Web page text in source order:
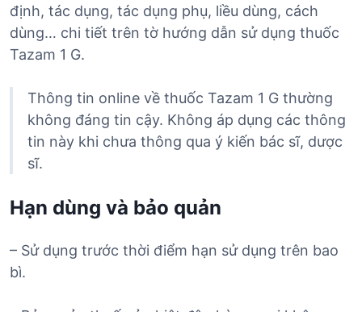
định, tác dụng, tác dụng phụ, liều dùng, cách
dùng… chi tiết trên tờ hướng dẫn sử dụng thuốc
Tazam 1 G.
Thông tin online về thuốc Tazam 1 G thường
không đáng tin cậy. Không áp dụng các thông
tin này khi chưa thông qua ý kiến bác sĩ, dược
sĩ.
Hạn dùng và bảo quản
– Sử dụng trước thời điểm hạn sử dụng trên bao
bì.